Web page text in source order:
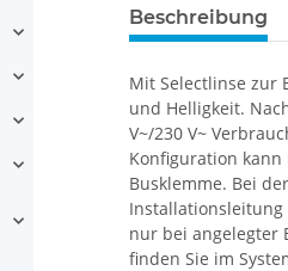
Beschreibung
Mit Selectlinse zur
und Helligkeit.
V~/230 V~
Konfiguration
Busklemme. Bei
Installationsleitung
nur bei angelegter
finden Sie im